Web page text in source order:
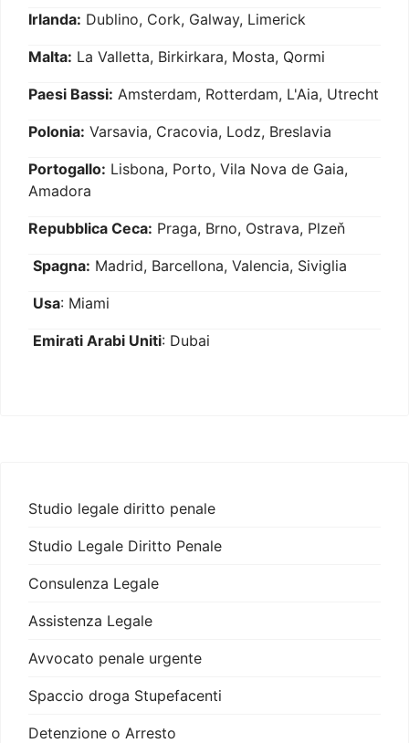
Irlanda: Dublino, Cork, Galway, Limerick
Malta: La Valletta, Birkirkara, Mosta, Qormi
Paesi Bassi: Amsterdam, Rotterdam, L'Aia, Utrecht
Polonia: Varsavia, Cracovia, Lodz, Breslavia
Portogallo: Lisbona, Porto, Vila Nova de Gaia,
Amadora
Repubblica Ceca: Praga, Brno, Ostrava, Plzeň
Spagna: Madrid, Barcellona, Valencia, Siviglia
Usa: Miami
Emirati Arabi Uniti: Dubai
Studio legale diritto penale
Studio Legale Diritto Penale
Consulenza Legale
Assistenza Legale
Avvocato penale urgente
Spaccio droga Stupefacenti
Detenzione o Arresto